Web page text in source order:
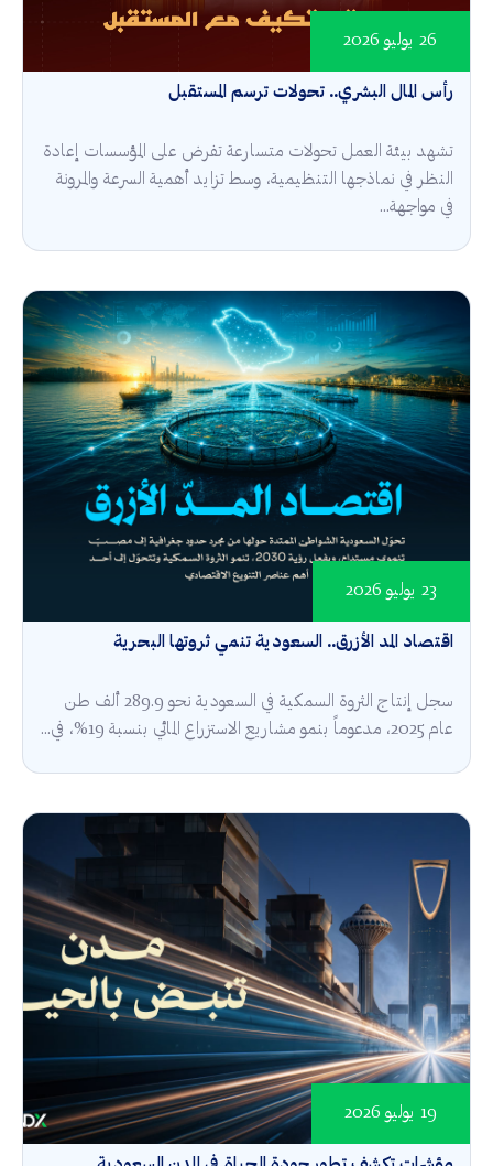
رأس المال البشري.. تحولات ترسم المستقبل
26 يوليو 2026
تشهد بيئة العمل تحولات متسارعة تفرض على المؤسسات إعادة
النظر في نماذجها التنظيمية، وسط تزايد أهمية السرعة والمرونة
في مواجهة...
اقتصاد المد الأزرق.. السعودية تنمي ثروتها البحرية
23 يوليو 2026
سجل إنتاج الثروة السمكية في السعودية نحو 289.9 ألف طن
عام 2025، مدعوماً بنمو مشاريع الاستزراع المائي بنسبة 19%، في...
19 يوليو 2026